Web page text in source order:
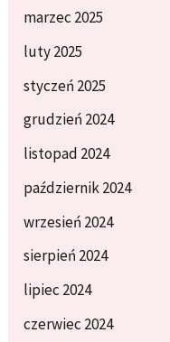
marzec 2025
luty 2025
styczeń 2025
grudzień 2024
listopad 2024
październik 2024
wrzesień 2024
sierpień 2024
lipiec 2024
czerwiec 2024